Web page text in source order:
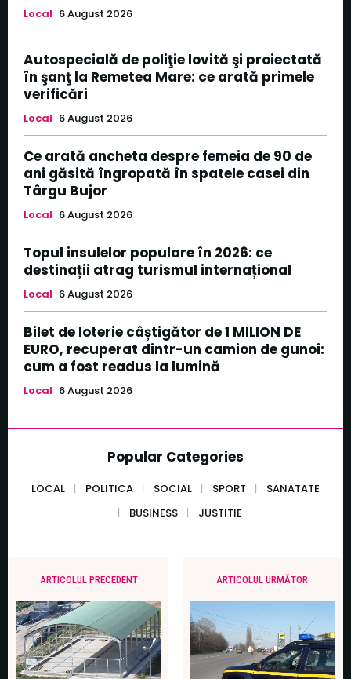
Local 6 August 2026
Autospecială de poliţie lovită şi proiectată
în şanţ la Remetea Mare: ce arată primele
verificări
Local 6 August 2026
Ce arată ancheta despre femeia de 90 de
ani găsită îngropată în spatele casei din
Târgu Bujor
Local 6 August 2026
Topul insulelor populare în 2026: ce
destinații atrag turismul internațional
Local 6 August 2026
Bilet de loterie câștigător de 1 MILION DE
EURO, recuperat dintr-un camion de gunoi:
cum a fost readus la lumină
Local 6 August 2026
Popular Categories
LOCAL POLITICA SOCIAL SPORT
SANATATE
BUSINESS
JUSTITIE
ARTICOLUL PRECEDENT ARTICOLUL URMĂTOR